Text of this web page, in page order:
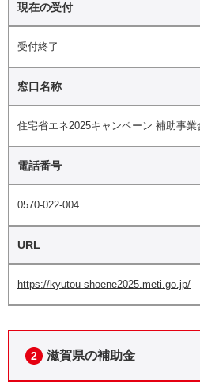
現在の受付
受付終了
窓口名称
住宅省エネ2025キャンペーン 補助事
電話番号
0570-022-004
URL
https://kyutou-shoene2025.meti.go.jp/
2 滋賀県の補助金